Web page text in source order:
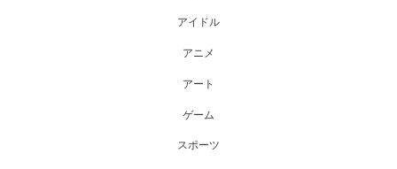
アイドル
アニメ
アート
ゲーム
スポーツ